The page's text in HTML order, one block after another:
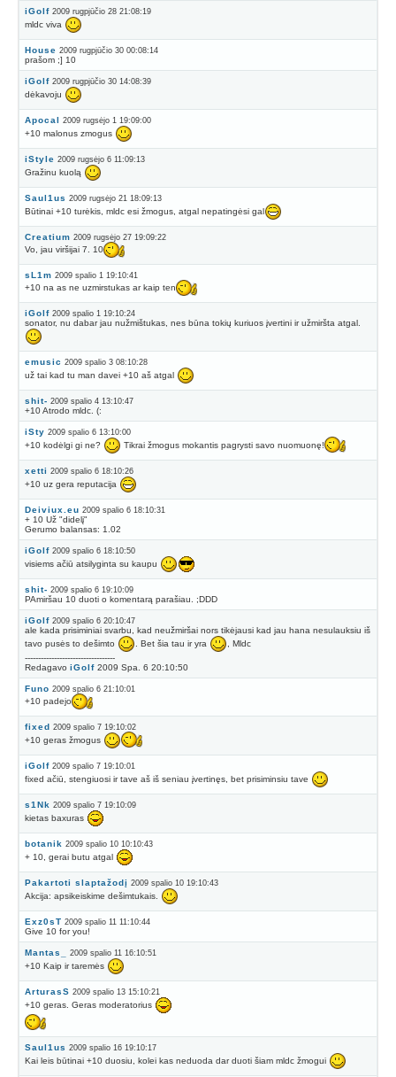
iGolf 2009 rugpjūčio 28 21:08:19
mldc viva
House 2009 rugpjūčio 30 00:08:14
prašom ;] 10
iGolf 2009 rugpjūčio 30 14:08:39
dėkavoju
Apocal 2009 rugsėjo 1 19:09:00
+10 malonus zmogus
iStyle 2009 rugsėjo 6 11:09:13
Gražinu kuolą
Saul1us 2009 rugsėjo 21 18:09:13
Būtinai +10 turėkis, mldc esi žmogus, atgal nepatingėsi gal
Creatium 2009 rugsėjo 27 19:09:22
Vo, jau viršijai 7. 10
sL1m 2009 spalio 1 19:10:41
+10 na as ne uzmirstukas ar kaip ten
iGolf 2009 spalio 1 19:10:24
sonator, nu dabar jau nužmištukas, nes būna tokių kuriuos įvertini ir užmiršta atgal.
emusic 2009 spalio 3 08:10:28
už tai kad tu man davei +10 aš atgal
shit- 2009 spalio 4 13:10:47
+10 Atrodo mldc. (:
iSty 2009 spalio 6 13:10:00
+10 kodėlgi gi ne? Tikrai žmogus mokantis pagrysti savo nuomuonę!
xetti 2009 spalio 6 18:10:26
+10 uz gera reputacija
Deiviux.eu 2009 spalio 6 18:10:31
+ 10 Už "didelį"
Gerumo balansas: 1.02
iGolf 2009 spalio 6 18:10:50
visiems ačiū atsilyginta su kaupu
shit- 2009 spalio 6 19:10:09
PAmiršau 10 duoti o komentarą parašiau. ;DDD
iGolf 2009 spalio 6 20:10:47
ale kada prisiminiai svarbu, kad neužmiršai nors tikėjausi kad jau hana nesulauksiu iš
tavo pusės to dešimto
. Bet šia tau ir yra
, Mldc
----------------------------------
Redagavo iGolf2009 Spa. 6 20:10:50
Funo 2009 spalio 6 21:10:01
+10 padejo
fixed 2009 spalio 7 19:10:02
+10 geras žmogus
iGolf 2009 spalio 7 19:10:01
fixed ačiū, stengiuosi ir tave aš iš seniau įvertinęs, bet prisiminsiu tave
s1Nk 2009 spalio 7 19:10:09
kietas baxuras
botanik 2009 spalio 10 10:10:43
+ 10, gerai butu atgal
Pakartoti slaptažodį 2009 spalio 10 19:10:43
Akcija: apsikeiskime dešimtukais.
Exz0sT 2009 spalio 11 11:10:44
Give 10 for you!
Mantas_ 2009 spalio 11 16:10:51
+10 Kaip ir taremės
ArturasS 2009 spalio 13 15:10:21
+10 geras. Geras moderatorius
Saul1us 2009 spalio 16 19:10:17
Kai leis būtinai +10 duosiu, kolei kas neduoda dar duoti šiam mldc žmogui